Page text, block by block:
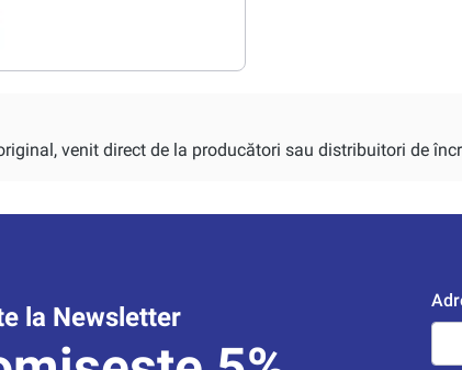
venit direct de la producători sau distribuitori de
la Newsletter